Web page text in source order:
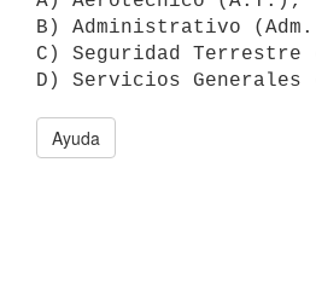
B) Administrativo
C) Seguridad
Ayuda